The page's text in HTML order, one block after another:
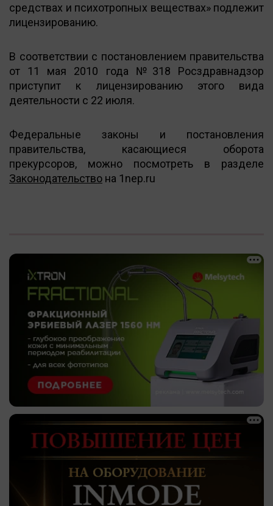
средствах и психотропных веществах» подлежит
лицензированию.
В соответствии с постановлением правительства
от 11 мая 2010 года №318 Росздравнадзор
приступит к лицензированию этого вида
деятельности с 22 июля.
Федеральные законы и постановления
правительства, касающиеся оборота
прекурсоров, можно посмотреть в разделе
Законодательство на 1nep.ru